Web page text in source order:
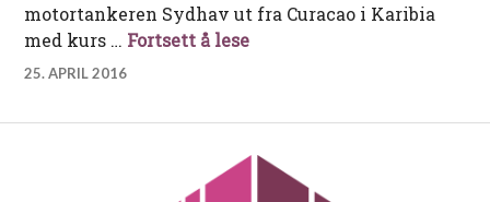
motortankeren Sydhav ut fra Curacao i Karibia
med kurs … Fortsett å leseTorpedo!
25. APRIL 2016